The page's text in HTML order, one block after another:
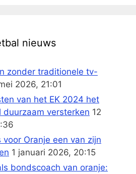
nieuws
zonder traditionele tv-
2026, 21:01
van het EK 2024 het
duurzaam versterken 12
Oranje een van zijn
1 januari 2026, 20:15
bondscoach van oranje: